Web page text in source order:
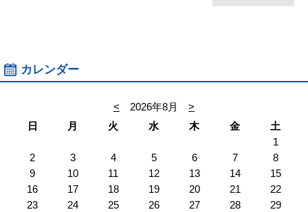
カレンダー
< 2026年8月
>
日
月 火 水 木 金
土
1
2
3 4 5 6 7
8
9
10 11 12 13 14
15
16
17 18 19 20 21
22
23
24 25 26 27 28
29